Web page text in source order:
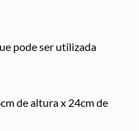
pode ser utilizada
de altura x 24cm de